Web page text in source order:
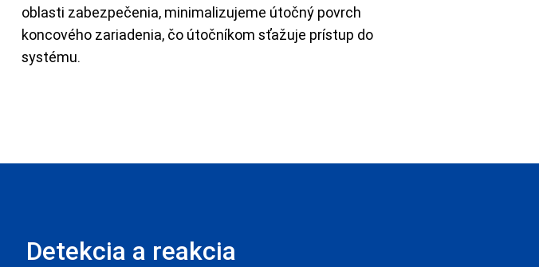
oblasti zabezpečenia, minimalizujeme útočný povrch
koncového zariadenia, čo útočníkom sťažuje prístup do
systému.
Detekcia a reakcia